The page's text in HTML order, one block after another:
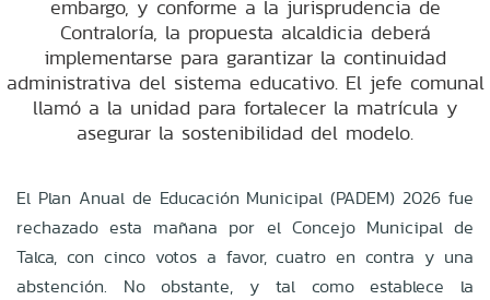
embargo, y conforme a la jurisprudencia de
Contraloría, la propuesta alcaldicia deberá
implementarse para garantizar la continuidad
administrativa del sistema educativo. El jefe comunal
llamó a la unidad para fortalecer la matrícula y
asegurar la sostenibilidad del modelo.
El Plan Anual de Educación Municipal (PADEM) 2026 fue
rechazado esta mañana por el Concejo Municipal de
Talca, con cinco votos a favor, cuatro en contra y una
abstención. No obstante, y tal como establece la